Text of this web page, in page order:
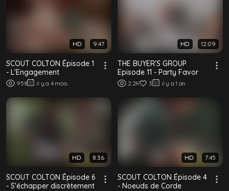
HD 9:47
SCOUT COLTON Épisode 1
- L'Engagement
958 il y a 4 mois
HD 12:09
THE BUYER'S GROUP
Episode 11 - Party Favor
2.2K 3 il y a 1 an
HD 8:36
SCOUT COLTON Épisode 6
- S'échapper discrètement
HD 7:45
SCOUT COLTON Épisode 4
- Noeuds de Corde